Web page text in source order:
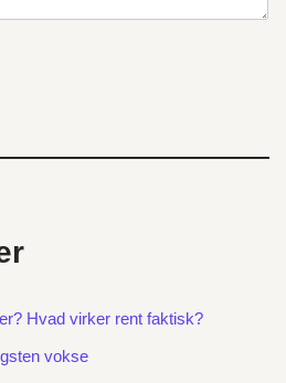
Hvad virker rent faktisk?
vokse